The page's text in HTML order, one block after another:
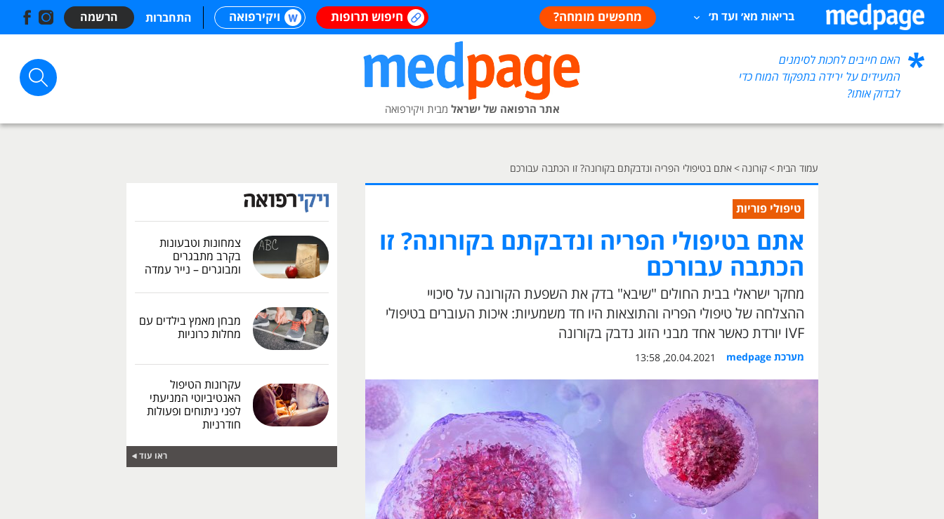
בריאות מא׳ ועד ת׳ מחפשים מומחה? חיפוש תרופות ויקירפואה התחברות הרשמה
האם חייבים לחכות לסימנים
המעידים על ירידה בתפקוד המוח כדי
לבדוק אותו?
אתר הרפואה של ישראל מבית ויקירפואה
עמוד הבית > קורונה > אתם בטיפולי הפריה ונדבקתם בקורונה? זו הכתבה עבורכם
טיפולי פוריות
אתם בטיפולי הפריה ונדבקתם בקורונה? זו
הכתבה עבורכם
מחקר ישראלי בבית החולים "שיבא" בדק את השפעת הקורונה על סיכויי
ההצלחה של טיפולי הפריה והתוצאות היו חד משמעיות: איכות העוברים בטיפולי
IVF יורדת כאשר אחד מבני הזוג נדבק בקורונה
מערכת medpage 20.04.2021, 13:58
צמחונות וטבעונות
בקרב מתבגרים
ומבוגרים – נייר עמדה
מבחן מאמץ בילדים עם
מחלות כרוניות
עקרונות הטיפול
האנטיביוטי המניעתי
לפני ניתוחים ופעולות
חודרניות
ראו עוד